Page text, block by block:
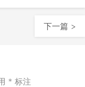
下一篇 >
* 标注